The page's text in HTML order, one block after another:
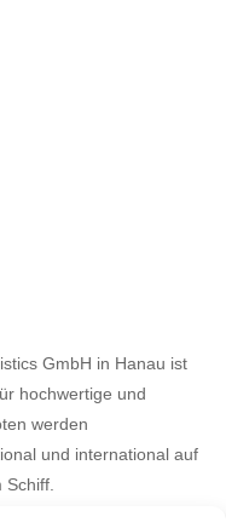
GmbH in Hanau ist
hochwertige und
werden
und international auf